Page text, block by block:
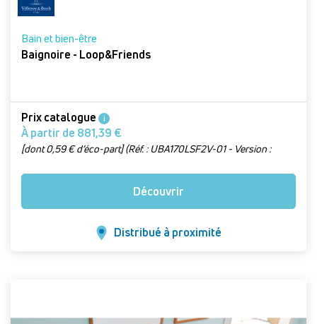
Bain et bien-être
Baignoire - Loop&Friends
Prix catalogue i
À partir de 881,39 €
[dont 0,59 € d’éco-part] (Réf. : UBA170LSF2V-01 - Version :
Découvrir
Distribué à proximité